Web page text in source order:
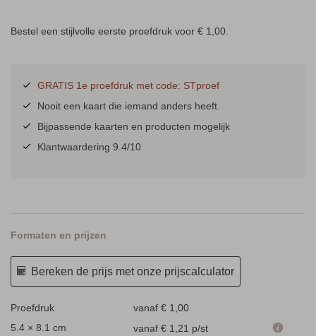
Bestel een stijlvolle eerste proefdruk voor € 1,00.
GRATIS 1e proefdruk met code: STproef
Nooit een kaart die iemand anders heeft.
Bijpassende kaarten en producten mogelijk
Klantwaardering 9.4/10
Formaten en prijzen
Bereken de prijs met onze prijscalculator
Proefdruk
vanaf € 1,00
5.4 × 8.1 cm
vanaf € 1,21 p/st